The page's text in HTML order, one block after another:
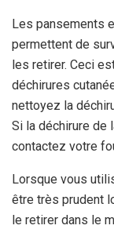
Les pansements
permettent de
les retirer. Ceci
déchirures
nettoyez la
Si la déchirure de
contactez votre
Lorsque vous
être très prudent
le retirer dans le